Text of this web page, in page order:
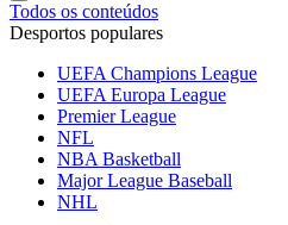
Todos os conteúdos
Desportos populares
UEFA Champions League
UEFA Europa League
Premier League
NFL
NBA Basketball
Major League Baseball
NHL